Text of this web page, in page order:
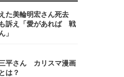
た美輪明宏さん死去
訴え「愛があれば 戦
」
平さん カリスマ漫画
は？